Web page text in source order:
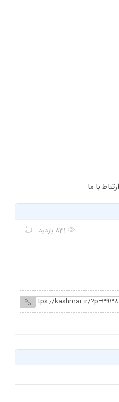
ارتباط با ما
831 بازدید